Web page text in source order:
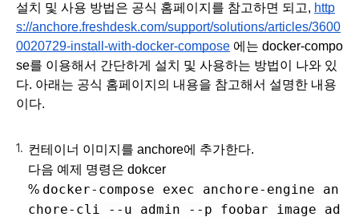
설치 및 사용 방법은 공식 홈페이지를 참고하면 되고, http
s://anchore.freshdesk.com/support/solutions/articles/3600
0020729-install-with-docker-compose 에는 docker-compo
se를 이용해서 간단하게 설치 및 사용하는 방법이 나와 있
다. 아래는 공식 홈페이지의 내용을 참고해서 설명한 내용
이다.
컨테이너 이미지를 anchore에 추가한다.
다음 예제 명령은 dokcer
% docker-compose exec anchore-engine an
chore-cli --u admin --p foobar image ad